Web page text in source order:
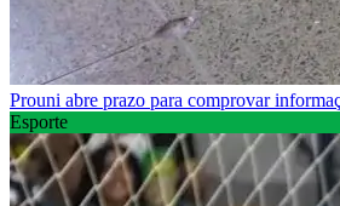
Prouni abre prazo para comprovar
Esporte